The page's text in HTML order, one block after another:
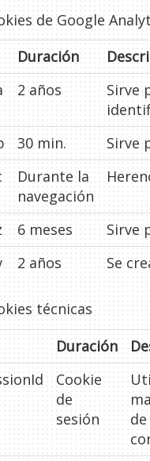
de Google
Duración
2 años
Sirve
30 min.
Sirve
Durante la
navegación
6 meses
Sirve
2 años Se
técnicas
Duración
Cookie
de
sesión